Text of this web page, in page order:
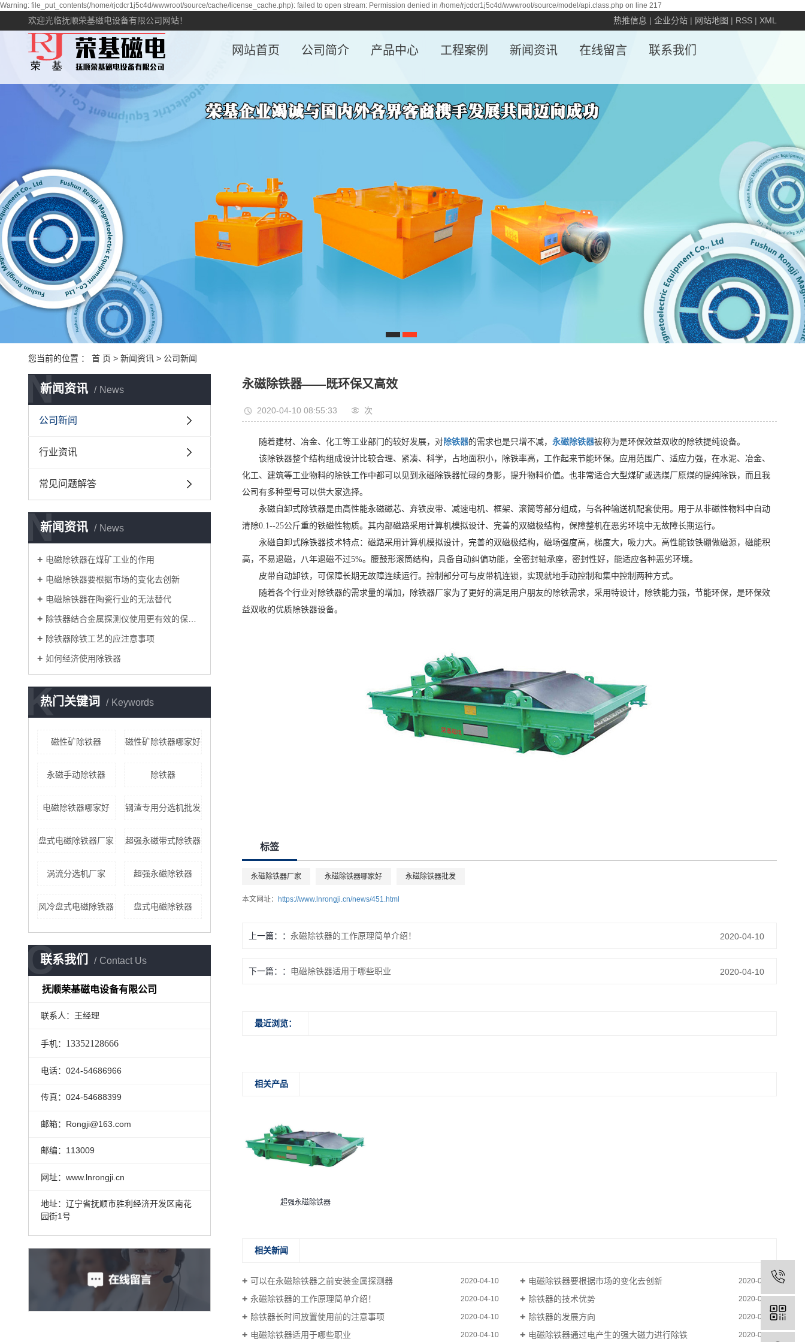
Warning: file_put_contents(/home/rjcdcr1j5c4d/wwwroot/source/cache/license_cache.php): failed to open stream: Permission denied in /home/rjcdcr1j5c4d/wwwroot/source/model/api.class.php on line 217
欢迎光临抚顺荣基磁电设备有限公司网站！ 热推信息 | 企业分站 | 网站地图 | RSS | XML
网站首页 公司简介 产品中心 工程案例 新闻资讯 在线留言 联系我们
您当前的位置 ： 首 页 > 新闻资讯 > 公司新闻
新闻资讯 News
N
公司新闻
行业资讯
常见问题解答
新闻资讯 News
N
电磁除铁器在煤矿工业的作用
电磁除铁器要根据市场的变化去创新
电磁除铁器在陶瓷行业的无法替代
除铁器结合金属探测仪使用更有效的保护破碎设备
除铁器除铁工艺的应注意事项
如何经济使用除铁器
热门关键词 Keywords
K
磁性矿除铁器 磁性矿除铁器哪家好
永磁手动除铁器 除铁器
电磁除铁器哪家好 钢渣专用分选机批发
盘式电磁除铁器厂家 超强永磁带式除铁器
涡流分选机厂家 超强永磁除铁器
风冷盘式电磁除铁器 盘式电磁除铁器
联系我们 Contact Us
C
抚顺荣基磁电设备有限公司
联系人：王经理
手机： 13352128666
电话：024-54686966
传真：024-54688399
邮箱：Rongji@163.com
邮编：113009
网址：www.lnrongji.cn
地址：辽宁省抚顺市胜利经济开发区南花
园街1号
永磁除铁器——既环保又高效
2020-04-10 08:55:33 次
随着建材、冶金、化工等工业部门的较好发展，对除铁器的需求也是只增不减，永磁除铁器被称为是环保效益双收的除铁提纯设备。
该除铁器整个结构组成设计比较合理、紧凑、科学，占地面积小，除铁率高，工作起来节能环保。应用范围广、适应力强，在水泥、冶金、
化工、建筑等工业物料的除铁工作中都可以见到永磁除铁器忙碌的身影，提升物料价值。也非常适合大型煤矿或选煤厂原煤的提纯除铁，而且我
公司有多种型号可以供大家选择。
永磁自卸式除铁器是由高性能永磁磁芯、弃铁皮带、减速电机、框架、滚筒等部分组成，与各种输送机配套使用。用于从非磁性物料中自动
清除0.1--25公斤重的铁磁性物质。其内部磁路采用计算机模拟设计、完善的双磁极结构，保障整机在恶劣环境中无故障长期运行。
永磁自卸式除铁器技术特点：磁路采用计算机模拟设计，完善的双磁极结构，磁场强度高，梯度大，吸力大。高性能钕铁硼做磁源，磁能积
高，不易退磁，八年退磁不过5%。腰鼓形滚筒结构，具备自动纠偏功能，全密封轴承座，密封性好，能适应各种恶劣环境。
皮带自动卸铁，可保障长期无故障连续运行。控制部分可与皮带机连锁，实现就地手动控制和集中控制两种方式。
随着各个行业对除铁器的需求量的增加，除铁器厂家为了更好的满足用户朋友的除铁需求，采用特设计，除铁能力强，节能环保，是环保效
益双收的优质除铁器设备。
标签
永磁除铁器厂家 永磁除铁器哪家好 永磁除铁器批发
本文网址：https://www.lnrongji.cn/news/451.html
上一篇： 永磁除铁器的工作原理简单介绍！ 2020-04-10
下一篇： 电磁除铁器适用于哪些职业 2020-04-10
最近浏览：
相关产品
超强永磁除铁器
相关新闻
可以在永磁除铁器之前安装金属探测器 2020-04-10 电磁除铁器要根据市场的变化去创新 2020-04-10
永磁除铁器的工作原理简单介绍！ 2020-04-10 除铁器的技术优势 2020-04-10
除铁器长时间放置使用前的注意事项 2020-04-10 除铁器的发展方向 2020-04-10
电磁除铁器适用于哪些职业 2020-04-10 电磁除铁器通过电产生的强大磁力进行除铁 2020-04-10